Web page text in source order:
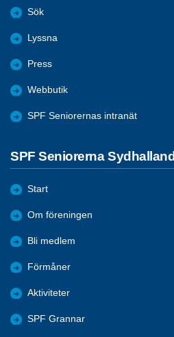
Sök
Lyssna
Press
Webbutik
SPF Seniorernas intranät
SPF Seniorerna Sydhalland
Start
Om föreningen
Bli medlem
Förmåner
Aktiviteter
SPF Grannar